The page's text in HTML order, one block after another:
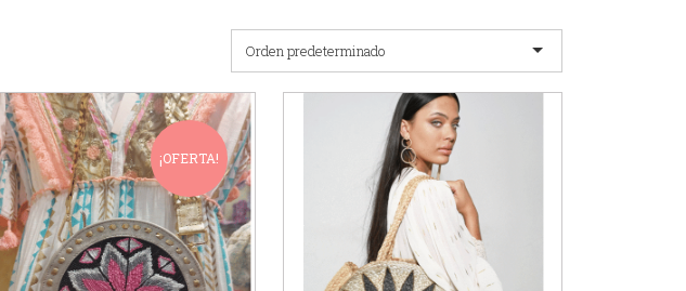
Orden predeterminado
¡OFERTA!